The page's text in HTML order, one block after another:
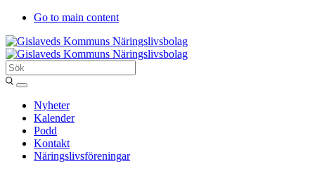
Go to main content
Sök
Entergislaved
Nyheter
Kalender
Podd
Kontakt
Näringslivsföreningar